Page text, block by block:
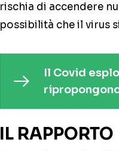
rischia di accendere
possibilità che il virus
Il Covid
IL RAPPORTO